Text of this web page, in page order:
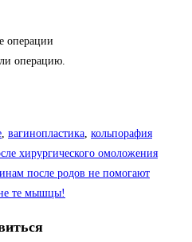
операции
операцию.
вагинопластика кольпорафия
хирургического омоложения
после родов не помогают
не те мышцы!